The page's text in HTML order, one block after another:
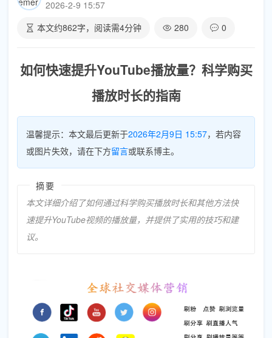
2026-2-9 15:57
本文约862字，阅读需4分钟 280 0
如何快速提升YouTube播放量？科学购买
播放时长的指南
温馨提示：本文最后更新于2026年2月9日 15:57，若内容
或图片失效，请在下方留言或联系博主。
摘要
本文详细介绍了如何通过科学购买播放时长和其他方法快
速提升YouTube视频的播放量，并提供了实用的技巧和建
议。